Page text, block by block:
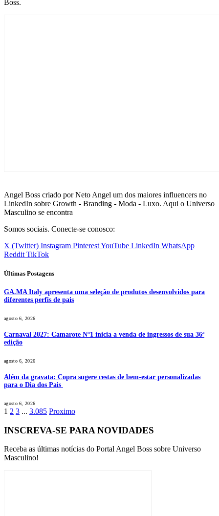
Boss.
Angel Boss criado por Neto Angel um dos maiores influencers no
LinkedIn sobre Growth - Branding - Moda - Luxo. Aqui o Universo
Masculino se encontra
Somos sociais. Conecte-se conosco:
X (Twitter) Instagram PinterestYouTube LinkedIn WhatsApp
Reddit TikTok
Últimas Postagens
GA.MA Italy apresenta uma seleção de produtos desenvolvidos para
diferentes perfis de pais
agosto 6, 2026
Carnaval 2027: Camarote Nº1 inicia a venda de ingressos de sua 36ª
edição
agosto 6, 2026
Além da gravata: Copra sugere cestas de bem-estar personalizadas
para o Dia dos Pais
agosto 6, 2026
1 2 3 ... 3.085 Proximo
INSCREVA-SE PARA NOVIDADES
Receba as últimas notícias do Portal Angel Boss sobre Universo
Masculino!